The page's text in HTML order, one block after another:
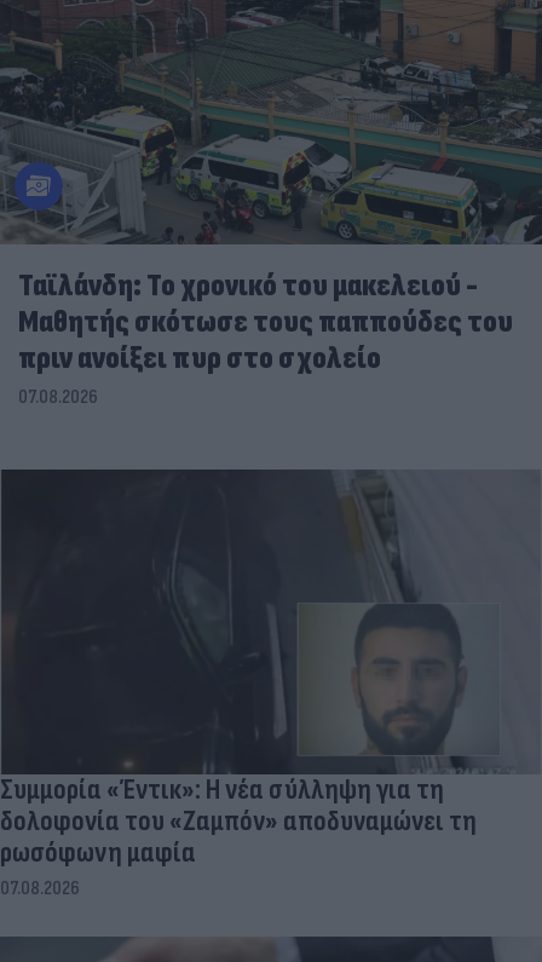
Ταϊλάνδη: Το χρονικό του μακελειού -
Μαθητής σκότωσε τους παππούδες του
πριν ανοίξει πυρ στο σχολείο
07.08.2026
Συμμορία «Έντικ»: Η νέα σύλληψη για τη
δολοφονία του «Ζαμπόν» αποδυναμώνει τη
ρωσόφωνη μαφία
07.08.2026